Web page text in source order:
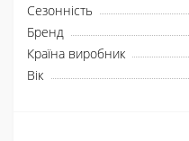
Сезонність
Бренд
Країна виробник
Вік